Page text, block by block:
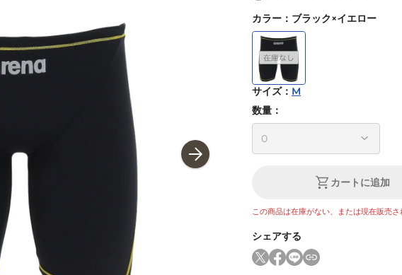
カラー ： ブラック×イエロー
サイズ： M
数量：
カートに追加
この商品は在庫がない、または現在販売さ
シェアする